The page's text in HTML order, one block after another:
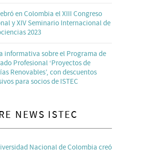
en Colombia el XIII Congreso
y XIV Seminario Internacional de
2023
informativa sobre el Programa de
Profesional ‘Proyectos de
Renovables’, con descuentos
para socios de ISTEC
NEWS ISTEC
Nacional de Colombia creó